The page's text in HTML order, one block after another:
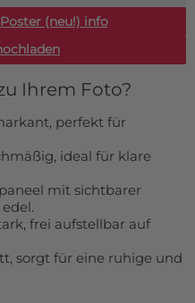
(neu!) info
Ihrem Foto?
perfekt für
ideal für klare
mit sichtbarer
frei aufstellbar auf
sorgt für eine ruhige und